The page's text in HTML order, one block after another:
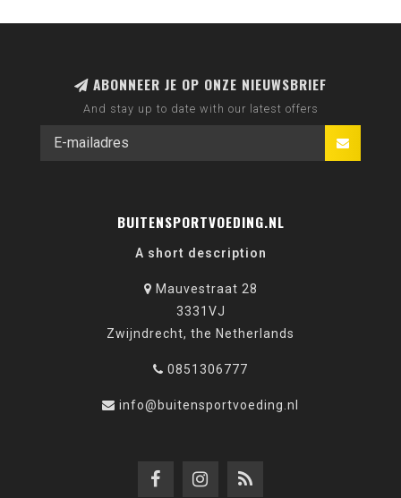
ABONNEER JE OP ONZE NIEUWSBRIEF
And stay up to date with our latest offers
BUITENSPORTVOEDING.NL
A short description
Mauvestraat 28
3331VJ
Zwijndrecht, the Netherlands
0851306777
info@buitensportvoeding.nl